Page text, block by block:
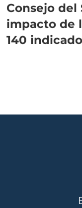
Consejo del
impacto de
140